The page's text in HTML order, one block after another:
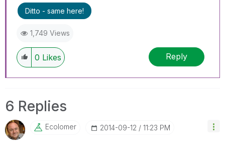
Ditto - same here!
1,749 Views
0 Likes Reply
6 Replies
Ecolomer ‎2014-09-12 11:23 PM